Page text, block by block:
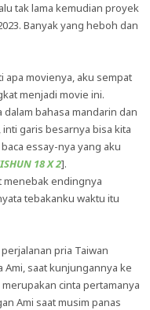
tak lama kemudian proyek
Banyak yang heboh dan
apa movienya, aku sempat
menjadi movie ini.
bahasa mandarin dan
garis besarnya bisa kita
essay-nya yang aku
18 X 2].
menebak endingnya
tebakanku waktu itu
pria Taiwan
Ami, saat kunjungannya ke
cinta pertamanya
Ami saat musim panas